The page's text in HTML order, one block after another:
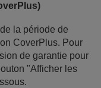
la période de
CoverPlus. Pour
de garantie pour
"Afficher les